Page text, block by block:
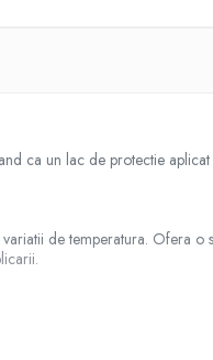
ca un lac de protectie
de temperatura. Ofera o